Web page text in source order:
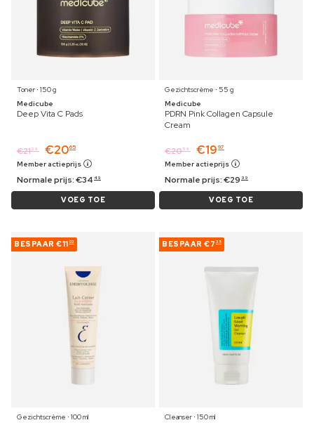
Toner ⋅ 150 g
Medicube
Deep Vita C Pads
€2129 €2065
Member actieprijs
Normale prijs:€34 49
VOEG TOE
Gezichtscrème ⋅ 55 g
Medicube
PDRN Pink Collagen Capsule
Cream
€2059 €19 97
Member actieprijs
Normale prijs:€29 99
VOEG TOE
BESPAAR €11 03
Gezichtscrème ⋅ 100 ml
BESPAAR €7 35
Cleanser ⋅ 150 ml